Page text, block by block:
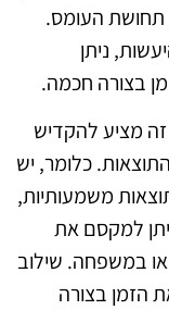
תחושת העומס.
ניתן
בצורה חכמה.
זה מציע להקדיש
למשימות שיביאו ל-80% מהתוצאות. כלומר, יש
משמעותיות,
למקסם את
במשפחה. שילוב
הזמן בצורה